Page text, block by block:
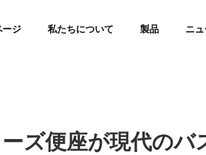
ージ 私たちについて 製品 ニ
ズ便座が現代のバ